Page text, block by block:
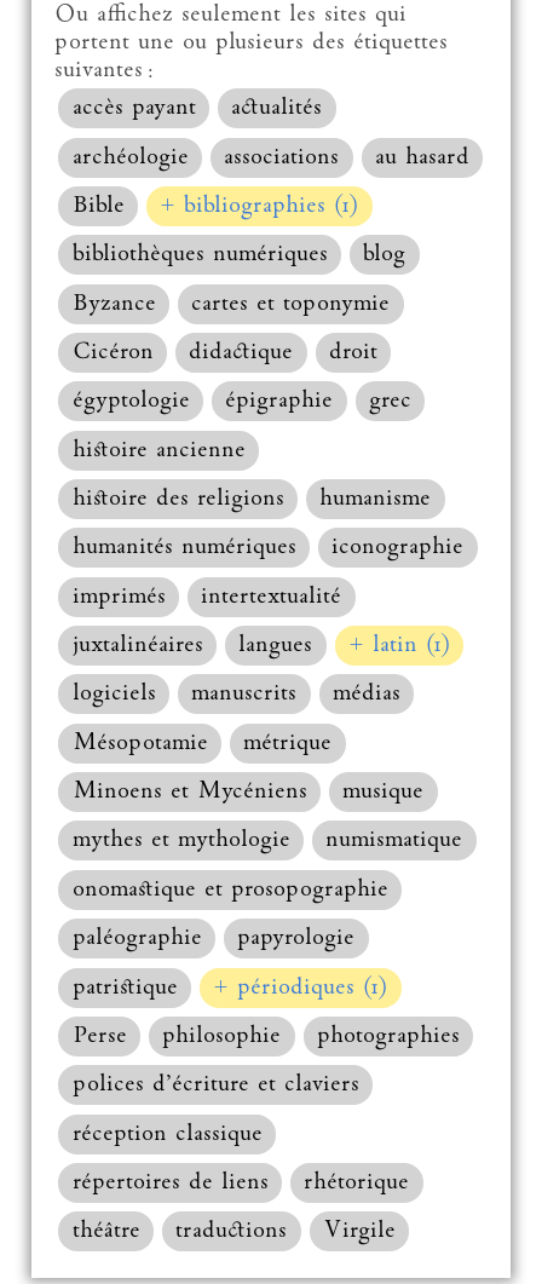
Ou affichez seulement les sites qui
portent une ou plusieurs des étiquettes
suivantes :
accès payant
actualités
archéologie
associations
au hasard
Bible
+ bibliographies (1)
bibliothèques numériques
blog
Byzance
cartes et toponymie
Cicéron
didactique
droit
égyptologie
épigraphie
grec
histoire ancienne
histoire des religions
humanisme
humanités numériques
iconographie
imprimés
intertextualité
juxtalinéaires
langues
+ latin (1)
logiciels
manuscrits
médias
Mésopotamie
métrique
Minoens et Mycéniens
musique
mythes et mythologie
numismatique
onomastique et prosopographie
paléographie
papyrologie
patristique
+ périodiques (1)
Perse
philosophie
photographies
polices d’écriture et claviers
réception classique
répertoires de liens
rhétorique
théâtre
traductions Virgile